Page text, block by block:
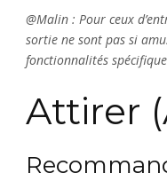
@Malin : Pour ceux
sortie ne sont pas si
fonctionnalités
Attirer